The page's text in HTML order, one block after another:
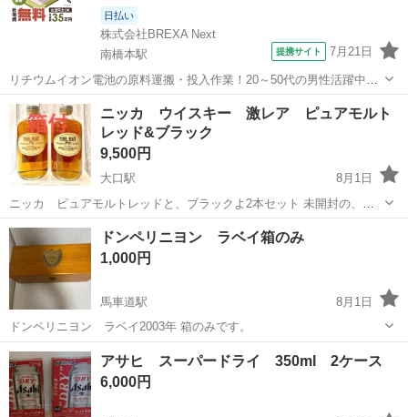
日払い
株式会社BREXA Next
南橋本駅
提携サイト 7月21日
リチウムイオン電池の原料運搬・投入作業！20～50代の男性活躍中★
ワンルーム寮完備！赴任旅費会社負担！年間休日130日★フォークリフ
ト免許お持ちの方、活躍中！就業先食堂利用可★《神奈川県相模原
市》 人気の工場のお仕事 ◇電...
神奈川 相模原市 南橋本駅 その他
ニッカ ウイスキー 激レア ピュアモルト
レッド&ブラック
9,500円
大口駅
8月1日
ニッカ ピュアモルトレッドと、ブラックよ2本セット 未開封の、暗
所保管になります。 複数購入して数本美味しく頂きましたが、好みが
変わったため、出品いたします。 破格値ですので、良識ある方にお譲
りしたいです。 未開封ですが...
神奈川 横浜市 大口駅 ニッカ
ドンペリニヨン ラベイ箱のみ
1,000円
馬車道駅
8月1日
ドンペリニヨン ラベイ2003年 箱のみです。
神奈川 横浜市 馬車道駅 その他
アサヒ スーパードライ 350ml 2ケース
6,000円